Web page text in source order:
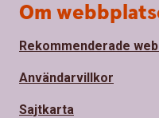
Om
Rekommenderade
Användarvillkor
Sajtkarta